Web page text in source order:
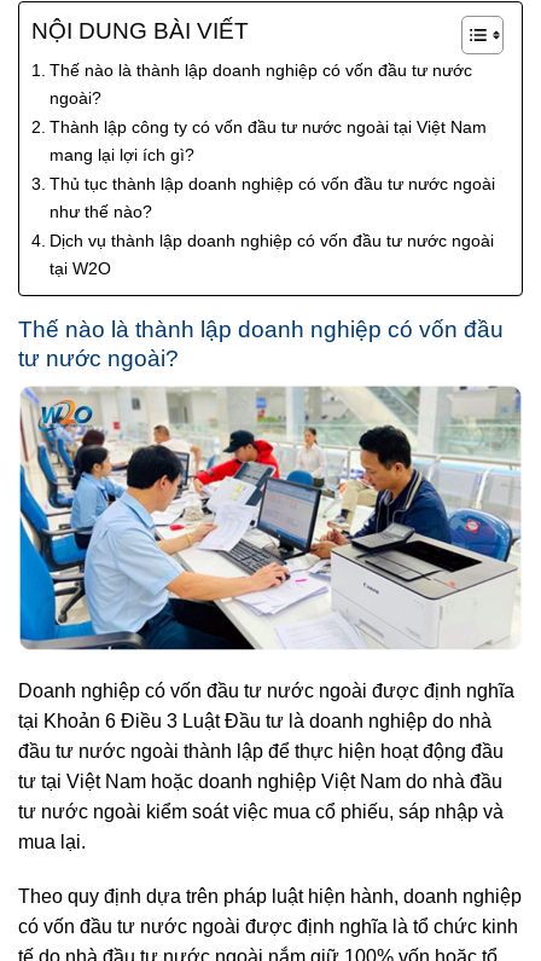
NỘI DUNG BÀI VIẾT
Thế nào là thành lập doanh nghiệp có vốn đầu tư nước
ngoài?
Thành lập công ty có vốn đầu tư nước ngoài tại Việt Nam
mang lại lợi ích gì?
Thủ tục thành lập doanh nghiệp có vốn đầu tư nước ngoài
như thế nào?
Dịch vụ thành lập doanh nghiệp có vốn đầu tư nước ngoài
tại W2O
Thế nào là thành lập doanh nghiệp có vốn đầu
tư nước ngoài?
Doanh nghiệp có vốn đầu tư nước ngoài được định nghĩa
tại Khoản 6 Điều 3 Luật Đầu tư là doanh nghiệp do nhà
đầu tư nước ngoài thành lập để thực hiện hoạt động đầu
tư tại Việt Nam hoặc doanh nghiệp Việt Nam do nhà đầu
tư nước ngoài kiểm soát việc mua cổ phiếu, sáp nhập và
mua lại.
Theo quy định dựa trên pháp luật hiện hành, doanh nghiệp
có vốn đầu tư nước ngoài được định nghĩa là tổ chức kinh